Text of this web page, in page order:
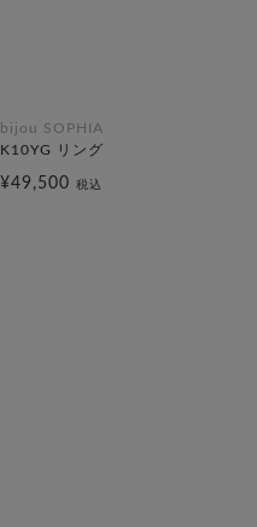
bijou SOPHIA
K10YG リング
¥49,500 税込